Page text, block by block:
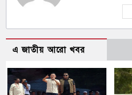
এ জাতীয় আরো খবর